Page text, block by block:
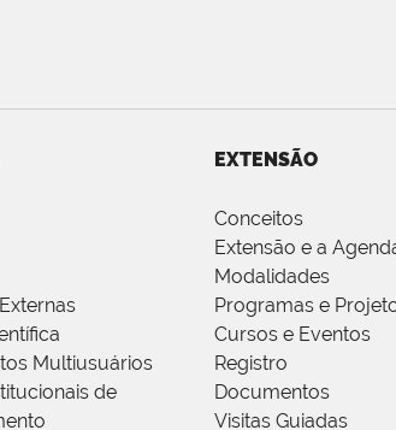
Multiusuários
de
EXTENSÃO
Conceitos
Extensão e a
Modalidades
Programas e
Cursos e Eventos
Registro
Documentos
Visitas Guiadas